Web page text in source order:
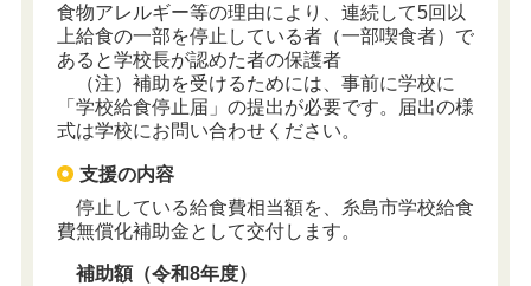
食物アレルギー等の理由により、連続して5回以
上給食の一部を停止している者（一部喫食者）で
あると学校長が認めた者の保護者
（注）補助を受けるためには、事前に学校に
「学校給食停止届」の提出が必要です。届出の様
式は学校にお問い合わせください。
支援の内容
停止している給食費相当額を、糸島市学校給食
費無償化補助金として交付します。
補助額（令和8年度）